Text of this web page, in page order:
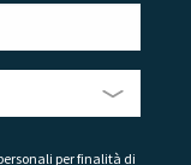
per finalità di